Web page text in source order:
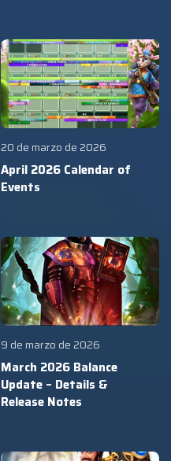
20 de marzo de 2026
April 2026 Calendar of
Events
9 de marzo de 2026
March 2026 Balance
Update – Details &
Release Notes